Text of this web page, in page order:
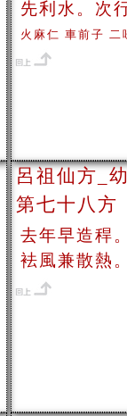
先利水。次
火麻仁 車前子 二
呂祖仙方_
第七十八方
去年早造稈
袪風兼散熱